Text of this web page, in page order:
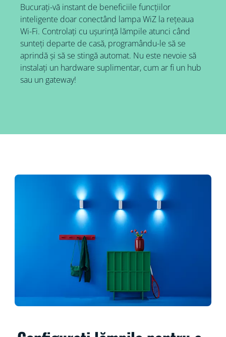
Bucurați-vă instant de beneficiile funcțiilor
inteligente doar conectând lampa WiZ la rețeaua
Wi-Fi. Controlați cu ușurință lămpile atunci când
sunteți departe de casă, programându-le să se
aprindă și să se stingă automat. Nu este nevoie să
instalați un hardware suplimentar, cum ar fi un hub
sau un gateway!